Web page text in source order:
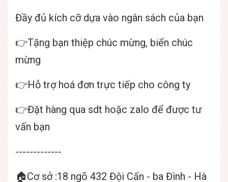
Đầy đủ kích cỡ dựa vào ngân sách của bạn
👉Tặng bạn thiệp chúc mừng, biển chúc
mừng
👉Hỗ trợ hoá đơn trực tiếp cho công ty
👉Đặt hàng qua sdt hoặc zalo để được tư
vấn bạn
-------------
🏠Cơ sở :18 ngõ 432 Đội Cấn - ba Đình - Hà